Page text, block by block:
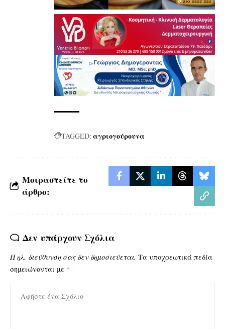
TAGGED: αγριογούρουνα
Μοιραστείτε το
άρθρο:
Δεν υπάρχουν Σχόλια
Η ηλ. διεύθυνση σας δεν δημοσιεύεται. Τα υποχρεωτικά πεδία
σημειώνονται με *